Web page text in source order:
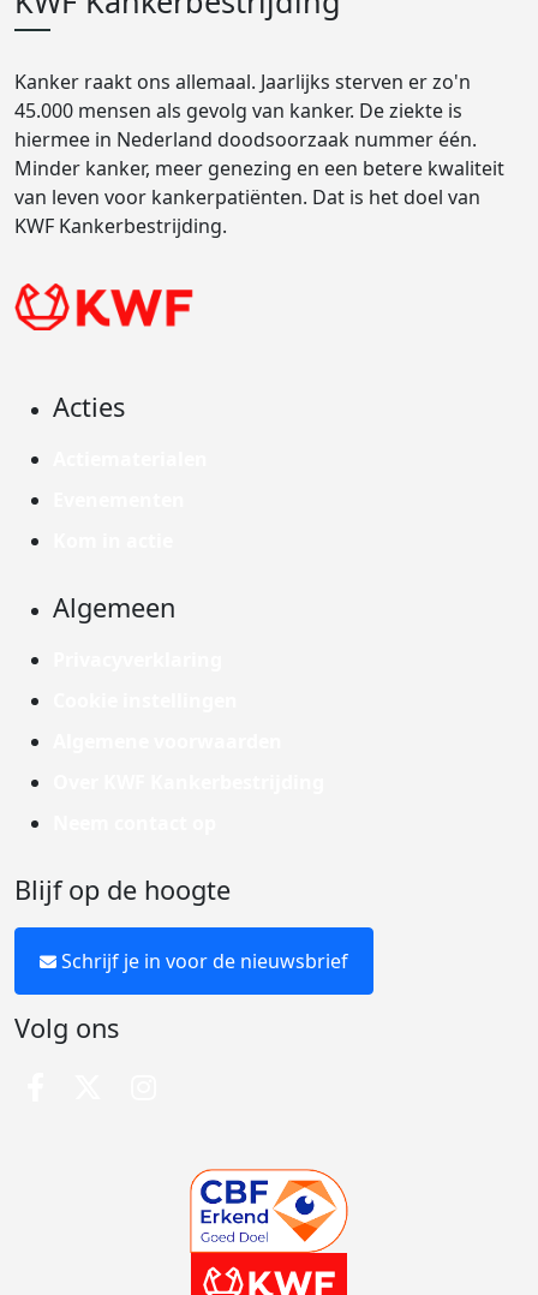
Kanker raakt ons allemaal. Jaarlijks sterven er zo'n
45.000 mensen als gevolg van kanker. De ziekte is
hiermee in Nederland doodsoorzaak nummer één.
Minder kanker, meer genezing en een betere kwaliteit
van leven voor kankerpatiënten. Dat is het doel van
KWF Kankerbestrijding.
Acties
Algemeen
Blijf op de hoogte
Schrijf je in voor de nieuwsbrief
Volg ons